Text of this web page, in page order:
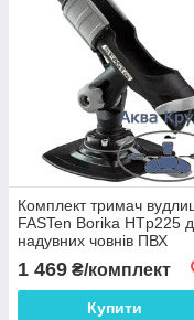
Комплект тримач
FASTen Borika HTp225
надувних човнів ПВХ
1 469 ₴/комплект
Купити